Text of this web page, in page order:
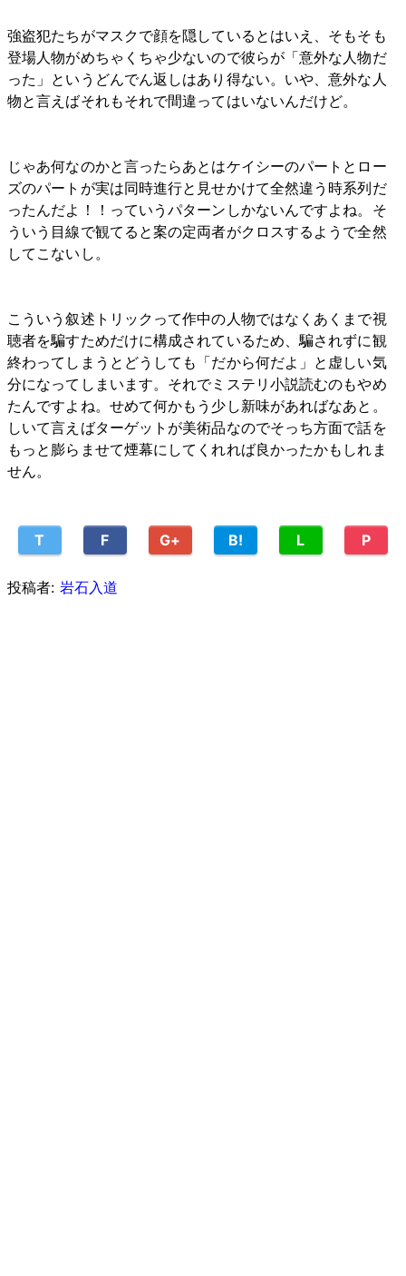
強盗犯たちがマスクで顔を隠しているとはいえ、そもそも
登場人物がめちゃくちゃ少ないので彼らが「意外な人物だ
った」というどんでん返しはあり得ない。いや、意外な人
物と言えばそれもそれで間違ってはいないんだけど。
じゃあ何なのかと言ったらあとはケイシーのパートとロー
ズのパートが実は同時進行と見せかけて全然違う時系列だ
ったんだよ！！っていうパターンしかないんですよね。そ
ういう目線で観てると案の定両者がクロスするようで全然
してこないし。
こういう叙述トリックって作中の人物ではなくあくまで視
聴者を騙すためだけに構成されているため、騙されずに観
終わってしまうとどうしても「だから何だよ」と虚しい気
分になってしまいます。それでミステリ小説読むのもやめ
たんですよね。せめて何かもう少し新味があればなあと。
しいて言えばターゲットが美術品なのでそっち方面で話を
もっと膨らませて煙幕にしてくれれば良かったかもしれま
せん。
T F G+ B! L P
投稿者: 岩石入道